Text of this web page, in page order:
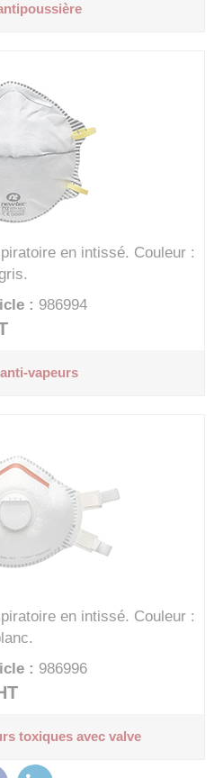
en intissé. Couleur :
: 986994
vapeurs
en intissé. Couleur :
: 986996
toxiques avec valve